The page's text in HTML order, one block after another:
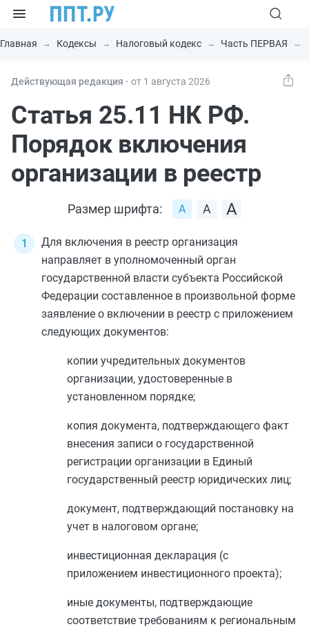
Главная Кодексы Налоговый кодекс Часть ПЕРВАЯ
Действующая редакция ⸱ от 1 августа 2026
Статья 25.11 НК РФ.
Порядок включения
организации в реестр
Размер шрифта:
Для включения в реестр организация
направляет в уполномоченный орган
государственной власти субъекта Российской
Федерации составленное в произвольной форме
заявление о включении в реестр с приложением
следующих документов:
копии учредительных документов
организации, удостоверенные в
установленном порядке;
копия документа, подтверждающего факт
внесения записи о государственной
регистрации организации в Единый
государственный реестр юридических лиц;
документ, подтверждающий постановку на
учет в налоговом органе;
инвестиционная декларация (с
приложением инвестиционного проекта);
иные документы, подтверждающие
соответствие требованиям к региональным